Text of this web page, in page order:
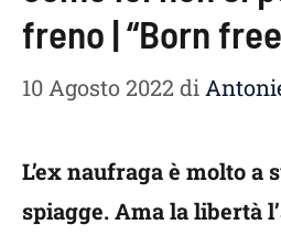
freno | “Born
10 Agosto 2022di
L’ex naufraga è molto a
spiagge. Ama la libertà